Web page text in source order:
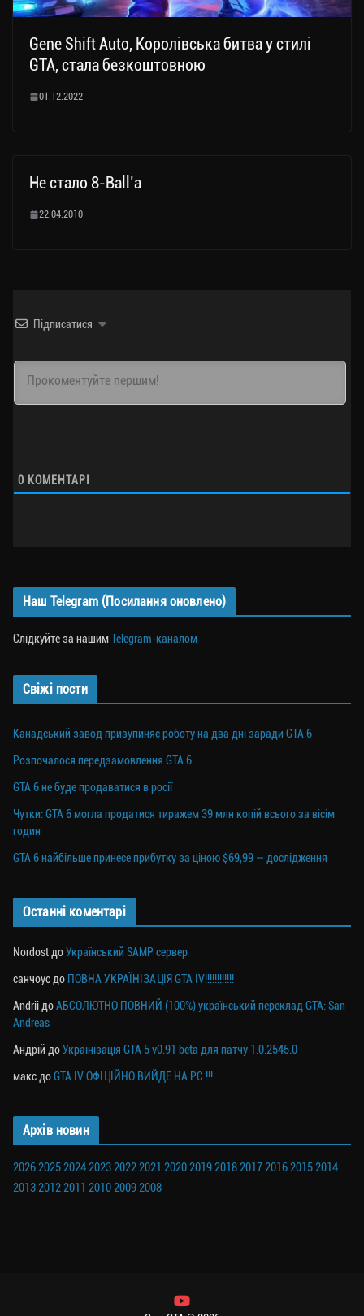
Gene Shift Auto, Королівська битва у стилі
GTA, стала безкоштовною
01.12.2022
Не стало 8-Ball’а
22.04.2010
Підписатися
0 КОМЕНТАРІ
Наш Telegram (Посилання оновлено)
Слідкуйте за нашимTelegram-каналом
Свіжі пости
Канадський завод призупиняє роботу на два дні заради GTA 6
Розпочалося передзамовлення GTA 6
GTA 6 не буде продаватися в росії
Чутки: GTA 6 могла продатися тиражем 39 млн копій всього за вісім
годин
GTA 6 найбільше принесе прибутку за ціною $69,99 — дослідження
Останні коментарі
Nordost доУкраїнський SAMP сервер
санчоус до ПОВНА УКРАЇНІЗАЦІЯ GTA IV!!!!!!!!!!!!
Andrii доАБСОЛЮТНО ПОВНИЙ (100%) український переклад GTA: San
Andreas
Андрій доУкраїнізація GTA 5 v0.91 beta для патчу 1.0.2545.0
макс доGTA IV ОФІЦІЙНО ВИЙДЕ НА PC !!!
Архів новин
202620252024202320222021 2020201920182017201620152014
201320122011 201020092008